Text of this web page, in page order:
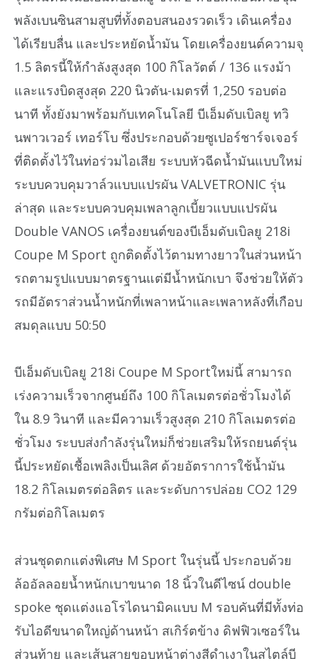
พลังเบนซินสามสูบที่ทั้งตอบสนองรวดเร็ว เดินเครื่อง
ได้เรียบลื่น และประหยัดน้ำมัน โดยเครื่องยนต์ความจุ
1.5 ลิตรนี้ให้กำลังสูงสุด 100 กิโลวัตต์ / 136 แรงม้า
และแรงบิดสูงสุด 220 นิวตัน-เมตรที่ 1,250 รอบต่อ
นาที ทั้งยังมาพร้อมกับเทคโนโลยี บีเอ็มดับเบิลยู ทวิ
นพาวเวอร์ เทอร์โบ ซึ่งประกอบด้วยซูเปอร์ชาร์จเจอร์
ที่ติดตั้งไว้ในท่อร่วมไอเสีย ระบบหัวฉีดน้ำมันแบบใหม่
ระบบควบคุมวาล์วแบบแปรผัน VALVETRONIC รุ่น
ล่าสุด และระบบควบคุมเพลาลูกเบี้ยวแบบแปรผัน
Double VANOS เครื่องยนต์ของบีเอ็มดับเบิลยู 218i
Coupe M Sport ถูกติดตั้งไว้ตามทางยาวในส่วนหน้า
รถตามรูปแบบมาตรฐานแต่มีน้ำหนักเบา จึงช่วยให้ตัว
รถมีอัตราส่วนน้ำหนักที่เพลาหน้าและเพลาหลังที่เกือบ
สมดุลแบบ 50:50
บีเอ็มดับเบิลยู 218i Coupe M Sportใหม่นี้ สามารถ
เร่งความเร็วจากศูนย์ถึง 100 กิโลเมตรต่อชั่วโมงได้
ใน 8.9 วินาที และมีความเร็วสูงสุด 210 กิโลเมตรต่อ
ชั่วโมง ระบบส่งกำลังรุ่นใหม่ก็ช่วยเสริมให้รถยนต์รุ่น
นี้ประหยัดเชื้อเพลิงเป็นเลิศ ด้วยอัตราการใช้น้ำมัน
18.2 กิโลเมตรต่อลิตร และระดับการปล่อย CO2 129
กรัมต่อกิโลเมตร
ส่วนชุดตกแต่งพิเศษ M Sport ในรุ่นนี้ ประกอบด้วย
ล้ออัลลอยน้ำหนักเบาขนาด 18 นิ้วในดีไซน์ double
spoke ชุดแต่งแอโรไดนามิคแบบ M รอบคันที่มีทั้งท่อ
รับไอดีขนาดใหญ่ด้านหน้า สเกิร์ตข้าง ดิฟฟิวเซอร์ใน
ส่วนท้าย และเส้นสายขอบหน้าต่างสีดำเงาในสไตล์บี